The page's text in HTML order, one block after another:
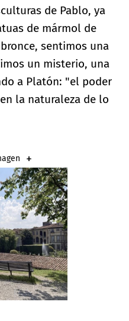
de Pablo, ya
de mármol de
sentimos una
un misterio, una
a Platón: "el poder
la naturaleza de lo